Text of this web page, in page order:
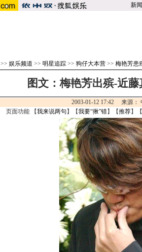
新闻
>> 娱乐频道 >> 明星追踪 >> 狗仔大本营 >> 梅艳芳患
图文：梅艳芳出殡-近
2003-01-12 17:42 来源：
页面功能 【我来说两句 】【我要“揪”错】【推荐】